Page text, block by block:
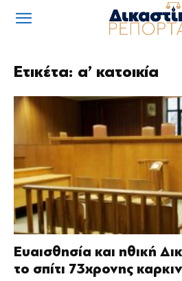
Ετικέτα: α’ κατοικία
Ευαισθησία και ηθική
το σπίτι 73χρονης